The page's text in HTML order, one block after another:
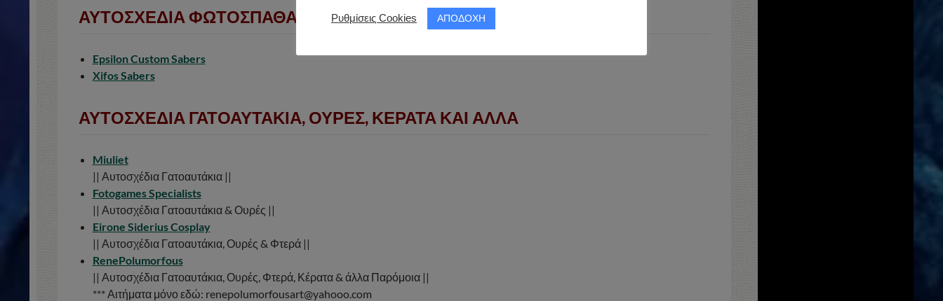
ΑΥΤΟΣΧΕΔΙΑ ΦΩΤΟΣΠΑΘΑ
Epsilon Custom Sabers
Xifos Sabers
ΑΥΤΟΣΧΕΔΙΑ ΓΑΤΟΑΥΤΑΚΙΑ, ΟΥΡΕΣ, ΚΕΡΑΤΑ ΚΑΙ ΑΛΛΑ
Miuliet
|| Αυτοσχέδια Γατοαυτάκια ||
Fotogames Specialists
|| Αυτοσχέδια Γατοαυτάκια & Ουρές ||
Eirone Siderius Cosplay
|| Αυτοσχέδια Γατοαυτάκια, Ουρές & Φτερά ||
RenePolumorfous
|| Αυτοσχέδια Γατοαυτάκια, Ουρές, Φτερά, Κέρατα & άλλα Παρόμοια ||
*** Αιτήματα μόνο εδώ: renepolumorfousart@yahooo.com
Ρυθμίσεις Cookies ΑΠΟΔΟΧΗ